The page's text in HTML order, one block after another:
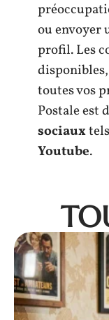
ou envoyer
profil. Les
toutes vos
Postale est
sociaux
Youtube.